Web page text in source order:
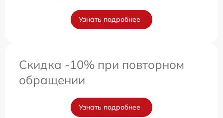
Узнать подробнее
Скидка -10% при повторном
обращении
Узнать подробнее